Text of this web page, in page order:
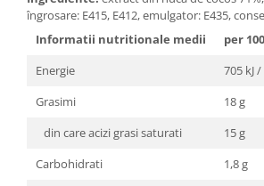
Mixuri, condimente si mirodenii
Condimente
Mirodenii
Maioneza bio
Semipreparate
îngrosare: E415, E412, emulgator: E435,
Informatii nutritionale medii
per
Energie
705 kJ
Grasimi
18 g
din care acizi grasi saturati
15 g
Carbohidrati
1,8 g